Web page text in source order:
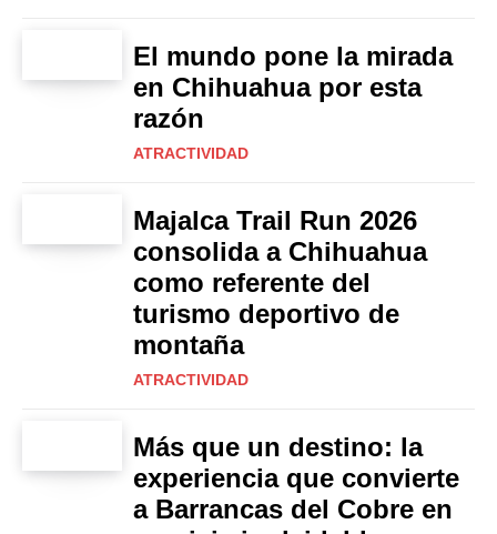
El mundo pone la mirada
en Chihuahua por esta
razón
ATRACTIVIDAD
Majalca Trail Run 2026
consolida a Chihuahua
como referente del
turismo deportivo de
montaña
ATRACTIVIDAD
Más que un destino: la
experiencia que convierte
a Barrancas del Cobre en